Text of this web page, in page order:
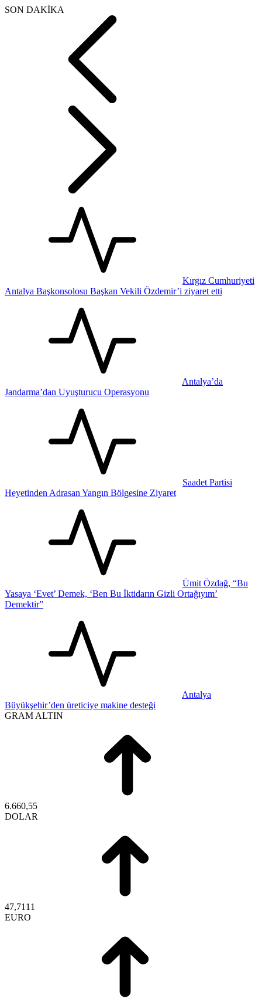
SON DAKİKA
Kırgız Cumhuriyeti
Antalya Başkonsolosu Başkan Vekili Özdemir’i ziyaret etti
Antalya’da
Jandarma’dan Uyuşturucu Operasyonu
Saadet Partisi
Heyetinden Adrasan Yangın Bölgesine Ziyaret
Ümit Özdağ, “Bu
Yasaya ‘Evet’ Demek, ‘Ben Bu İktidarın Gizli Ortağıyım’
Demektir”
Antalya
Büyükşehir’den üreticiye makine desteği
GRAM ALTIN
6.660,55
DOLAR
47,7111
EURO